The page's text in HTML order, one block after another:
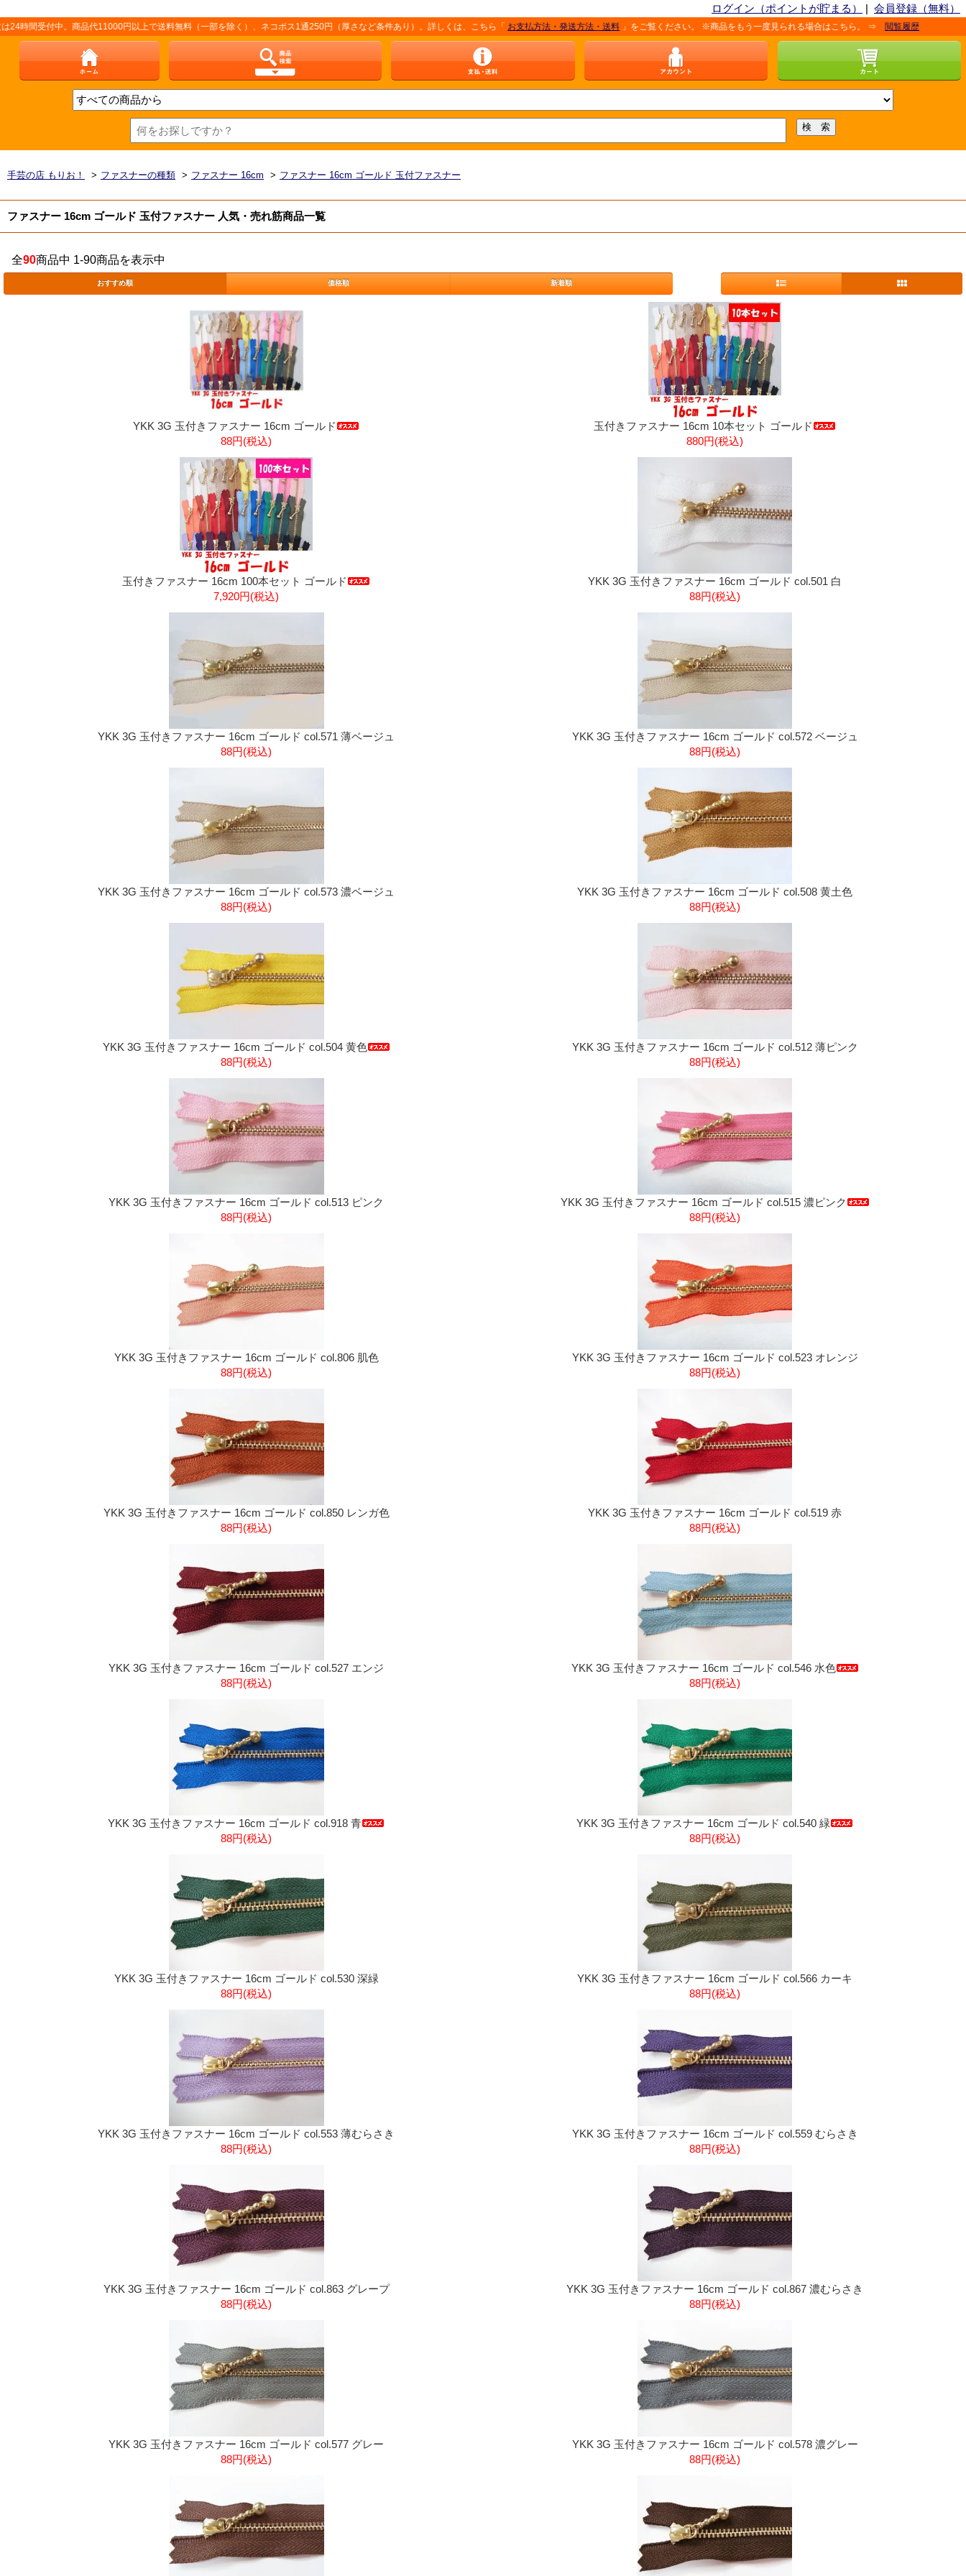
ログイン（ポイントが貯まる） | 会員登録（無料）
中。商品代11000円以上で送料無料（一部を除く）、ネコポス1通250円（厚さなど条件あり）。詳しくは、こちら「お支払方法・発送方法・送料」をご覧ください。 ※商品をもう一度見られる場合はこちら。 ⇒閲覧履歴
手芸の店 もりお！ > ファスナーの種類 > ファスナー 16cm > ファスナー 16cm ゴールド 玉付ファスナー
ファスナー 16cm ゴールド 玉付ファスナー 人気・売れ筋商品一覧
全90商品中 1-90商品を表示中
おすすめ順 価格順 新着順
YKK 3G 玉付きファスナー 16cm ゴールド
88円(税込)
玉付きファスナー 16cm 10本セット ゴールド
880円(税込)
玉付きファスナー 16cm 100本セット ゴールド
7,920円(税込)
YKK 3G 玉付きファスナー 16cm ゴールド col.501 白
88円(税込)
YKK 3G 玉付きファスナー 16cm ゴールド col.571 薄ベージュ
88円(税込)
YKK 3G 玉付きファスナー 16cm ゴールド col.572 ベージュ
88円(税込)
YKK 3G 玉付きファスナー 16cm ゴールド col.573 濃ベージュ
88円(税込)
YKK 3G 玉付きファスナー 16cm ゴールド col.508 黄土色
88円(税込)
YKK 3G 玉付きファスナー 16cm ゴールド col.504 黄色
88円(税込)
YKK 3G 玉付きファスナー 16cm ゴールド col.512 薄ピンク
88円(税込)
YKK 3G 玉付きファスナー 16cm ゴールド col.513 ピンク
88円(税込)
YKK 3G 玉付きファスナー 16cm ゴールド col.515 濃ピンク
88円(税込)
YKK 3G 玉付きファスナー 16cm ゴールド col.806 肌色
88円(税込)
YKK 3G 玉付きファスナー 16cm ゴールド col.523 オレンジ
88円(税込)
YKK 3G 玉付きファスナー 16cm ゴールド col.850 レンガ色
88円(税込)
YKK 3G 玉付きファスナー 16cm ゴールド col.519 赤
88円(税込)
YKK 3G 玉付きファスナー 16cm ゴールド col.527 エンジ
88円(税込)
YKK 3G 玉付きファスナー 16cm ゴールド col.546 水色
88円(税込)
YKK 3G 玉付きファスナー 16cm ゴールド col.918 青
88円(税込)
YKK 3G 玉付きファスナー 16cm ゴールド col.540 緑
88円(税込)
YKK 3G 玉付きファスナー 16cm ゴールド col.530 深緑
88円(税込)
YKK 3G 玉付きファスナー 16cm ゴールド col.566 カーキ
88円(税込)
YKK 3G 玉付きファスナー 16cm ゴールド col.553 薄むらさき
88円(税込)
YKK 3G 玉付きファスナー 16cm ゴールド col.559 むらさき
88円(税込)
YKK 3G 玉付きファスナー 16cm ゴールド col.863 グレープ
88円(税込)
YKK 3G 玉付きファスナー 16cm ゴールド col.867 濃むらさき
88円(税込)
YKK 3G 玉付きファスナー 16cm ゴールド col.577 グレー
88円(税込)
YKK 3G 玉付きファスナー 16cm ゴールド col.578 濃グレー
88円(税込)